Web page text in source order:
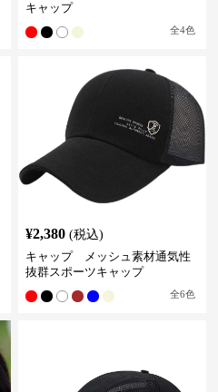
キャップ
全4色
¥2,380 (税込)
キャップ メッシュ素材通気性
抜群スポーツキャップ
全6色